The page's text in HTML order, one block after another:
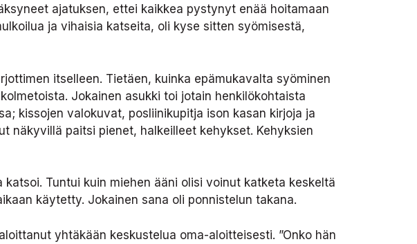
ajatuksen, ettei kaikkea pystynyt enää hoitamaan
ja vihaisia katseita, oli kyse sitten syömisestä,
itselleen. Tietäen, kuinka epämukavalta syöminen
Jokainen asukki toi jotain henkilökohtaista
kissojen valokuvat, posliinikupitja ison kasan kirjoja ja
näkyvillä paitsi pienet, halkeilleet kehykset. Kehyksien
Tuntui kuin miehen ääni olisi voinut katketa keskeltä
käytetty. Jokainen sana oli ponnistelun takana.
yhtäkään keskustelua oma-aloitteisesti. ”Onko hän